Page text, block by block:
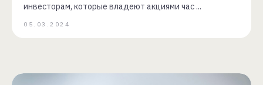
инвесторам, которые владеют акциями час ...
05.03.2024